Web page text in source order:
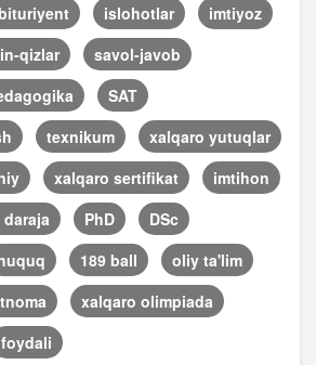
islohotlar
imtiyoz
qizlar
savol-javob
SAT
texnikum
xalqaro yutuqlar
xalqaro sertifikat
imtihon
PhD
DSc
189 ball
oliy ta'lim
xalqaro olimpiada
foydali